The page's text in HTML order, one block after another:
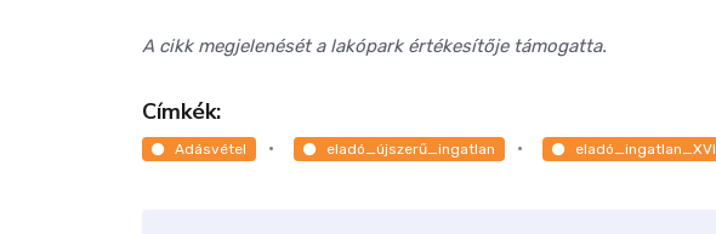
A cikk megjelenését a lakópark értékesítője támogatta.
Címkék:
Adásvétel eladó_újszerű_ingatlan